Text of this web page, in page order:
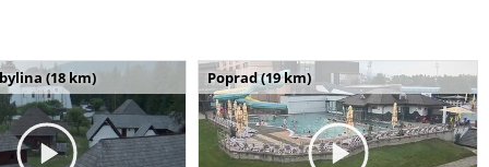
(18 km) Poprad (19 km)